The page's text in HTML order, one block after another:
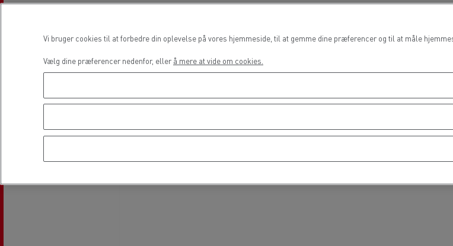
Service og reparation af varebiler Finansiering
Lokation
Vi bruger cookies til at forbedre din oplevelse på vores hjemmeside, til at gemme dine præferencer og til at måle
Vælg dine præferencer nedenfor, eller å mere at vide om cookies.